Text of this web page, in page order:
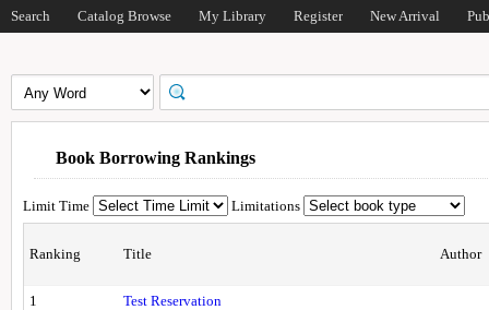
Search Catalog Browse My Library Register New Arrival
Book Borrowing Rankings
Limit Time Limitations
Ranking Title Author
1
Test Reservation